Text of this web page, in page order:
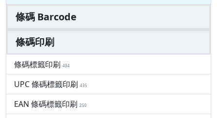
條碼 Barcode
條碼印刷
條碼標籤印刷 494
UPC 條碼標籤印刷 435
EAN 條碼標籤印刷 250